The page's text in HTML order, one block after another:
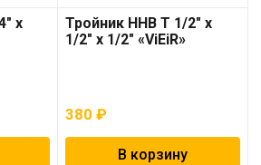
х
Тройник ННВ T 1/2″ х
1/2″ х 1/2″ «ViEiR»
380₽
В корзину